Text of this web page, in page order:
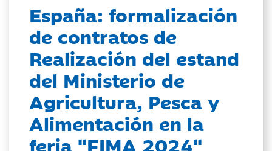
España: formalización
de contratos de
Realización del estand
del Ministerio de
Agricultura, Pesca y
Alimentación en la
feria "FIMA 2024"